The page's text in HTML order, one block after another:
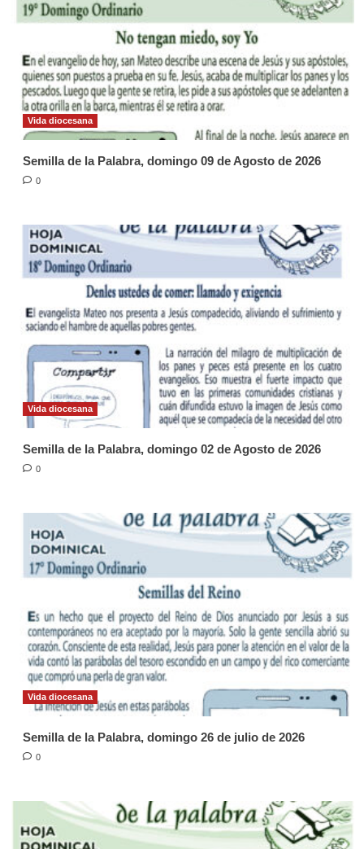
Vida diocesana
Semilla de la Palabra, domingo 09 de Agosto de 2026
0
Vida diocesana
Semilla de la Palabra, domingo 02 de Agosto de 2026
0
Vida diocesana
Semilla de la Palabra, domingo 26 de julio de 2026
0